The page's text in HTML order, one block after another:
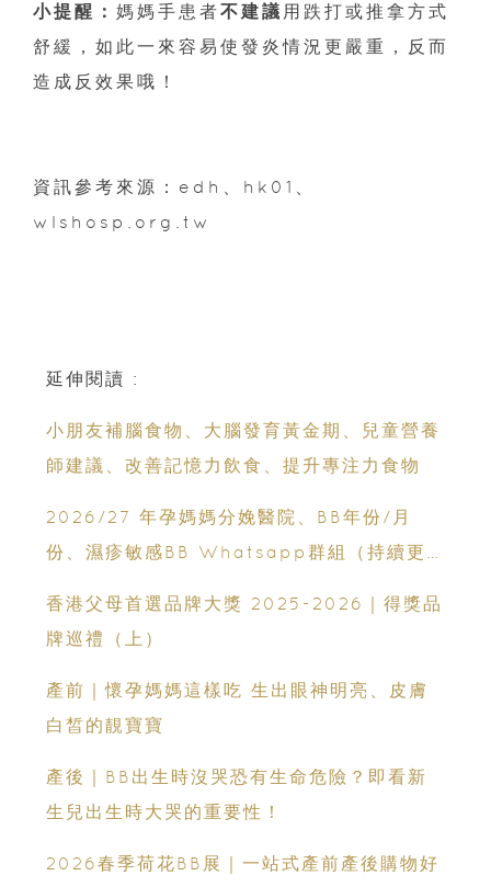
小提醒： 媽媽手患者不建議 用跌打或推拿方式
舒緩，如此一來容易使發炎情況更嚴重，反而
造成反效果哦！
資訊參考來源：edh、hk01、
wlshosp.org.tw
延伸閱讀 :
小朋友補腦食物、大腦發育黃金期、兒童營養
師建議、改善記憶力飲食、提升專注力食物
2026/27 年孕媽媽分娩醫院、BB年份/月
份、濕疹敏感BB Whatsapp群組（持續更
香港父母首選品牌大獎 2025-2026｜得獎品
牌巡禮（上）
產前｜懷孕媽媽這樣吃 生出眼神明亮、皮膚
白皙的靚寶寶
產後｜BB出生時沒哭恐有生命危險？即看新
生兒出生時大哭的重要性！
2026春季荷花BB展｜一站式產前產後購物好